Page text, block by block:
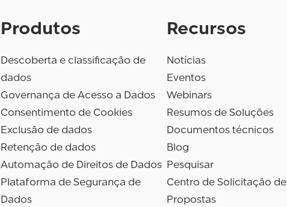
Produtos
Descoberta e classificação de
dados
Governança de Acesso a Dados
Consentimento de Cookies
Exclusão de dados
Retenção de dados
Automação de Direitos de Dados
Plataforma de Segurança de
Dados
Recursos
Notícias
Eventos
Webinars
Resumos de Soluções
Documentos técnicos
Blog
Pesquisar
Centro de Solicitação de
Propostas